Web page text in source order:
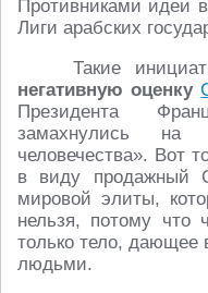
Противниками идеи
Лиги арабских
Такие
негативную оценку
Президента
замахнулись на
человечества». Вот
в виду продажный
мировой элиты,
нельзя, потому что
только тело, дающее
людьми.